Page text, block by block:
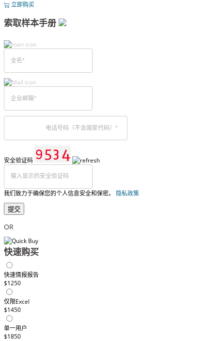
立即购买
索取样本手册
安全验证码
我们致力于确保您的个人信息安全和保密。 隐私政策
提交
OR
快速购买
快速情报报告
$1250
仅限Excel
$1450
单一用户
$1850